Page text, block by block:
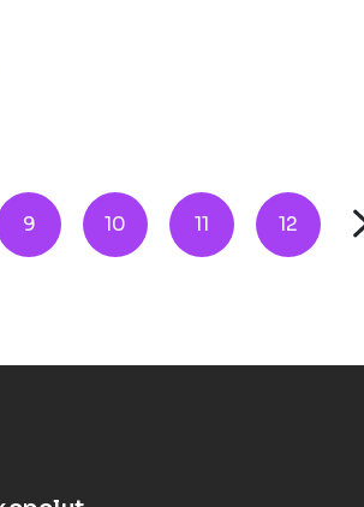
9 10 11 12